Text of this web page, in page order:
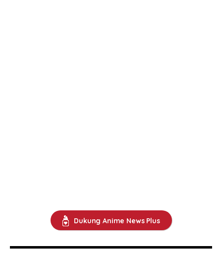
Dukung Anime News Plus